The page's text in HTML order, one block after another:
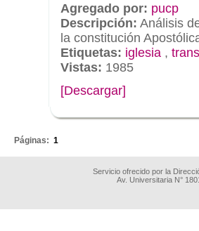
Agregado por: pucp
Descripción: Análisis
la constitución
Etiquetas: iglesia ,
Vistas: 1985
[Descargar]
Páginas: 1
Servicio ofrecido por la
Av. Universitaria N°